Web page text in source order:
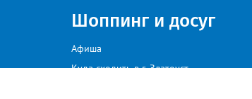
Шоппинг и досуг
Афиша
Куда сходить в г. Златоуст